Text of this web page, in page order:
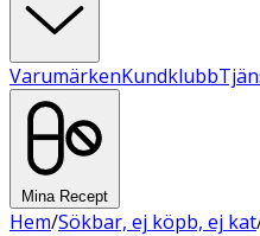
VarumärkenKundklubb
Mina Recept
Hem/Sökbar, ej köpb, ej kat